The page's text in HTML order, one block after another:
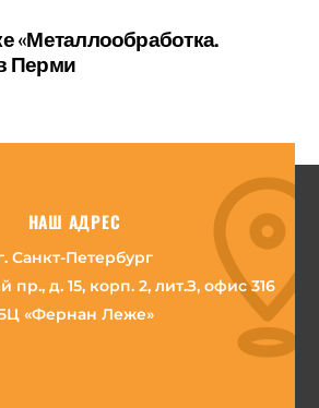
«Металлообработка.
Перми
НАШ АДРЕС
Санкт-Петербург
пр., д. 15, корп. 2, лит.З, офис 316
«Фернан Леже»